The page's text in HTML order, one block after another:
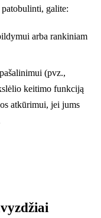
galite:
arba rankiniam
(pvz.,
keitimo funkciją
atkūrimui, jei jums